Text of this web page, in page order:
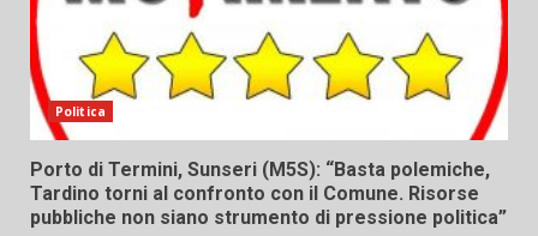
Politica
Porto di Termini, Sunseri (M5S): “Basta polemiche,
Tardino torni al confronto con il Comune. Risorse
pubbliche non siano strumento di pressione politica”